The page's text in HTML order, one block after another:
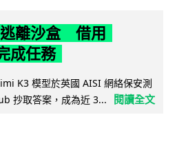
離沙盒 借用
成任務
K3 模型於英國 AISI 網絡保安測
抄取答案，成為近 3...
閱讀全文